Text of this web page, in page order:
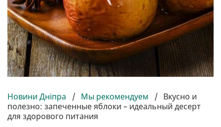
Новини Дніпра / Мы рекомендуем / Вкусно и
полезно: запеченные яблоки – идеальный десерт
для здорового питания